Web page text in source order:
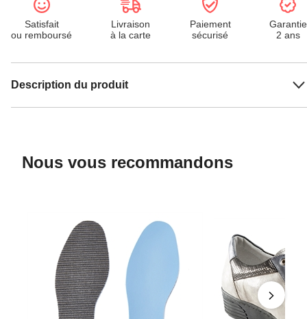
Satisfait
ou remboursé
Livraison
à la carte
Paiement
sécurisé
Garantie
2 ans
Description du produit
Nous vous recommandons